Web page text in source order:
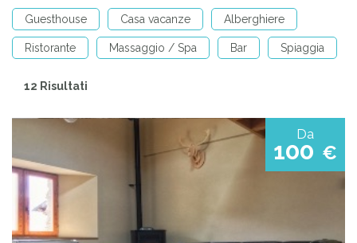
Guesthouse Casa vacanze Alberghiere
Ristorante Massaggio / Spa Bar Spiaggia
12 Risultati
Da
100 €